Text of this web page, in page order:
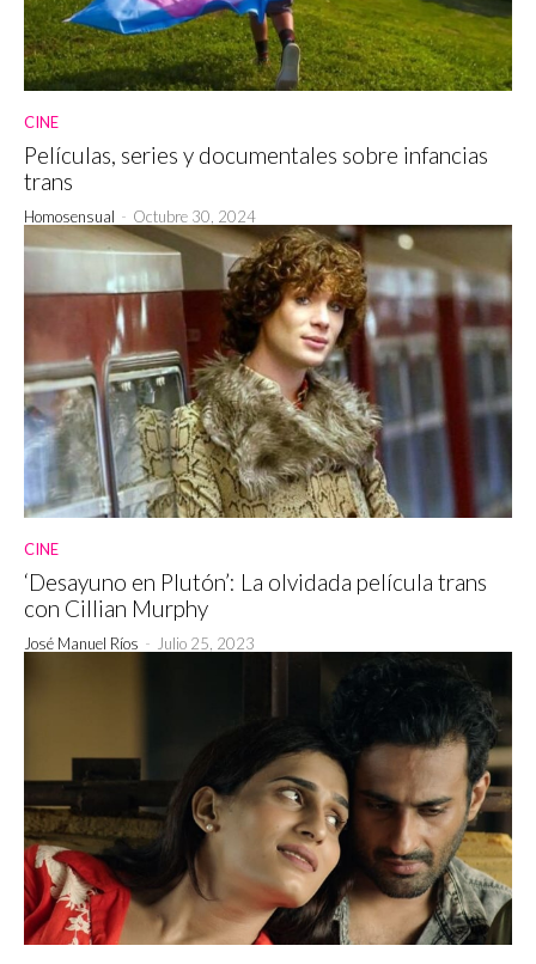
CINE
Películas, series y documentales sobre infancias
trans
Homosensual - Octubre 30, 2024
CINE
‘Desayuno en Plutón’: La olvidada película trans
con Cillian Murphy
José Manuel Ríos - Julio 25, 2023